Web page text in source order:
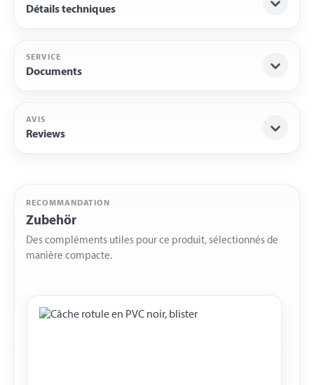
Détails techniques
SERVICE
Documents
AVIS
Reviews
RECOMMANDATION
Zubehör
Des compléments utiles pour ce produit, sélectionnés de
manière compacte.